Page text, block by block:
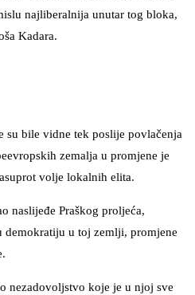
najliberalnija unutar tog bloka,
Kadara.
su bile vidne tek poslije povlačenja
zemalja u promjene je
volje lokalnih elita.
naslijeđe Praškog proljeća,
demokratiju u toj zemlji, promjene
nezadovoljstvo koje je u njoj sve